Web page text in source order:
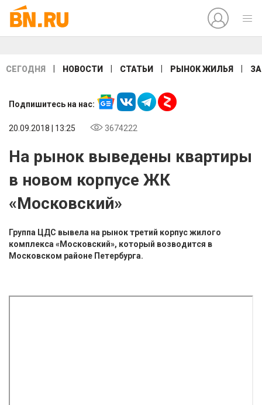
СЕГОДНЯ НОВОСТИ СТАТЬИ РЫНОК ЖИЛЬЯ
Подпишитесь на нас:
20.09.2018 | 13:25 3674222
На рынок выведены квартиры
в новом корпусе ЖК
«Московский»
Группа ЦДС вывела на рынок третий корпус жилого
комплекса «Московский», который возводится в
Московском районе Петербурга.